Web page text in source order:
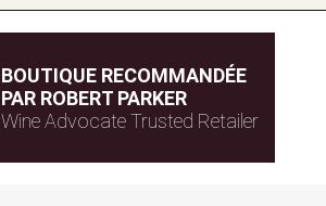
BOUTIQUE RECOMMANDÉE
PAR ROBERT PARKER
Wine Advocate Trusted Retailer